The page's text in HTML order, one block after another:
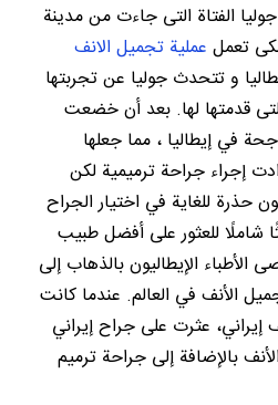
الفتاة التی جاءت من مدینة
لکی تعمل عملية تجمیل الانف
و تتحدث جولیا عن تجربتها
قدمتها لها. بعد أن خضعت
في إيطاليا ، مما جعلها
إجراء جراحة ترمیمیة لكن
حذرة للغاية في اختيار الجراح
شاملًا للعثور على أفضل طبيب
الأطباء الإيطاليون بالذهاب إلى
الأنف في العالم. عندما كانت
عثرت علی جراح إيراني
بالإضافة إلى جراحة ترمیم